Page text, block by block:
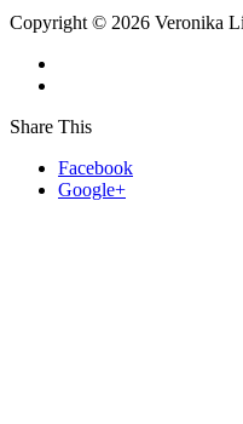
Copyright © 2026 Veronika
Share This
Facebook
Google+